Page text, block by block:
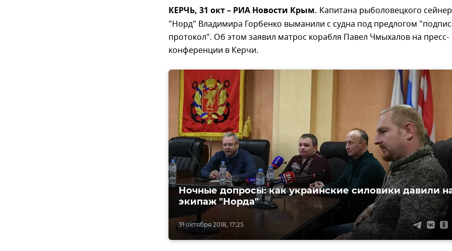
КЕРЧЬ, 31 окт – РИА Новости Крым. Капитана рыболовецкого
"Норд" Владимира Горбенко выманили с судна под предлогом
протокол". Об этом заявил матрос корабля Павел Чмыхалов на пресс-
конференции в Керчи.
31 октября 2018, 17:25
Ночные допросы: как украинские силовики давили
экипаж "Норда"